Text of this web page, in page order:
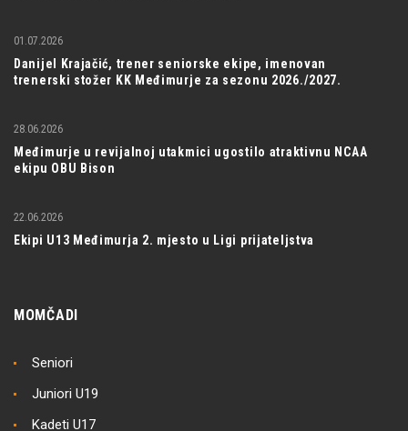
Danijel Krajačić, trener seniorske ekipe, imenovan
trenerski stožer KK Međimurje za sezonu 2026./2027.
01.07.2026
Međimurje u revijalnoj utakmici ugostilo atraktivnu NCAA
ekipu OBU Bison
28.06.2026
Ekipi U13 Međimurja 2. mjesto u Ligi prijateljstva
22.06.2026
MOMČADI
Seniori
Juniori U19
Kadeti U17